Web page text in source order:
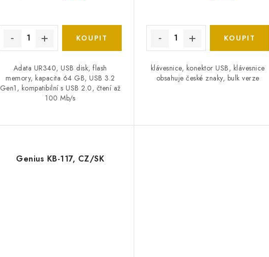
Adata UR340, USB disk, flash
memory, kapacita 64 GB, USB 3.2
Gen1, kompatibilní s USB 2.0, čtení až
100 Mb/s
klávesnice, konektor USB, klávesnice
obsahuje české znaky, bulk verze
Genius KB-117, CZ/SK